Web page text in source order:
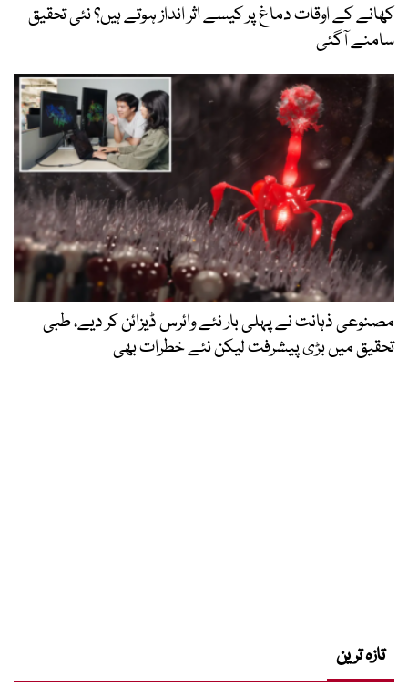
کھانے کے اوقات دماغ پر کیسے اثر انداز ہوتے ہیں؟ نئی تحقیق
سامنے آگئی
مصنوعی ذہانت نے پہلی بار نئے وائرس ڈیزائن کر دیے، طبی
تحقیق میں بڑی پیشرفت لیکن نئے خطرات بھی
تازہ ترین